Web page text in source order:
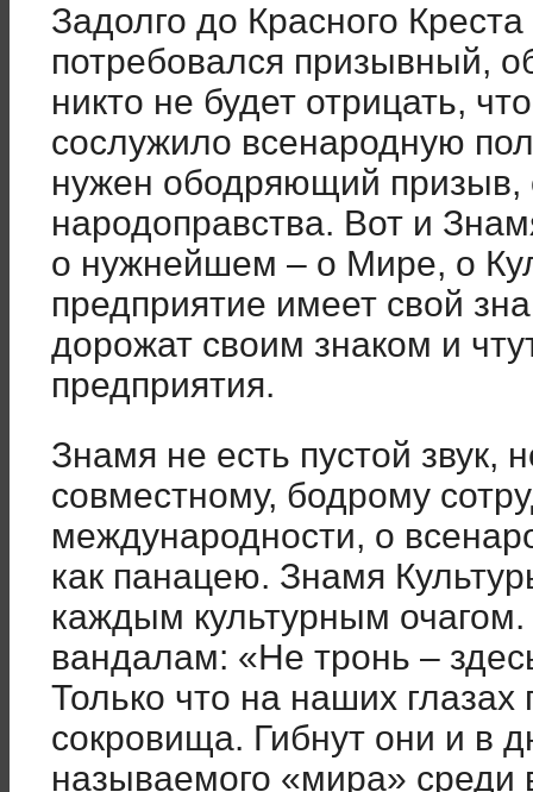
Задолго до Красного
потребовался призывный,
никто не будет отрицать,
сослужило всенародную
нужен ободряющий призыв,
народоправства. Вот и
о нужнейшем – о Мире, о
предприятие имеет свой
дорожат своим знаком и
предприятия.
Знамя не есть пустой звук,
совместному, бодрому
международности, о
как панацею. Знамя
каждым культурным
вандалам: «Не тронь –
Только что на наших
сокровища. Гибнут они и в
называемого «мира» среди